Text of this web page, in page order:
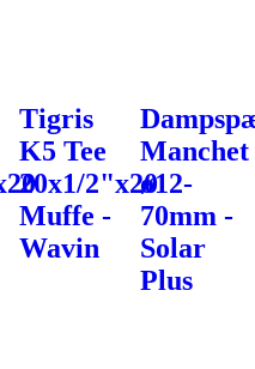
Tigris
K5 Tee
20x1/2"x20
Muffe -
Wavin
Manchet
ø12-
70mm -
Solar
Plus